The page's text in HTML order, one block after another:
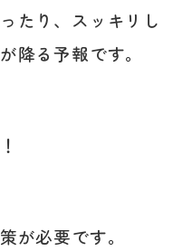
たり、スッキリし
降る予報です。
が必要です。